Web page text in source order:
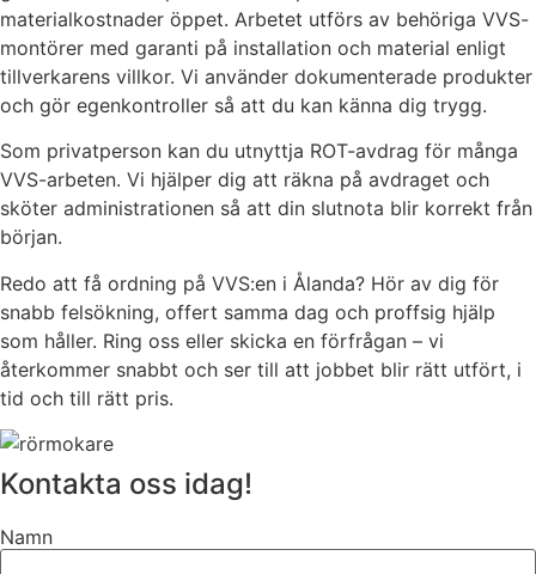
materialkostnader öppet. Arbetet utförs av behöriga VVS-
montörer med garanti på installation och material enligt
tillverkarens villkor. Vi använder dokumenterade produkter
och gör egenkontroller så att du kan känna dig trygg.
Som privatperson kan du utnyttja ROT-avdrag för många
VVS-arbeten. Vi hjälper dig att räkna på avdraget och
sköter administrationen så att din slutnota blir korrekt från
början.
Redo att få ordning på VVS:en i Ålanda? Hör av dig för
snabb felsökning, offert samma dag och proffsig hjälp
som håller. Ring oss eller skicka en förfrågan – vi
återkommer snabbt och ser till att jobbet blir rätt utfört, i
tid och till rätt pris.
Kontakta oss idag!
Namn